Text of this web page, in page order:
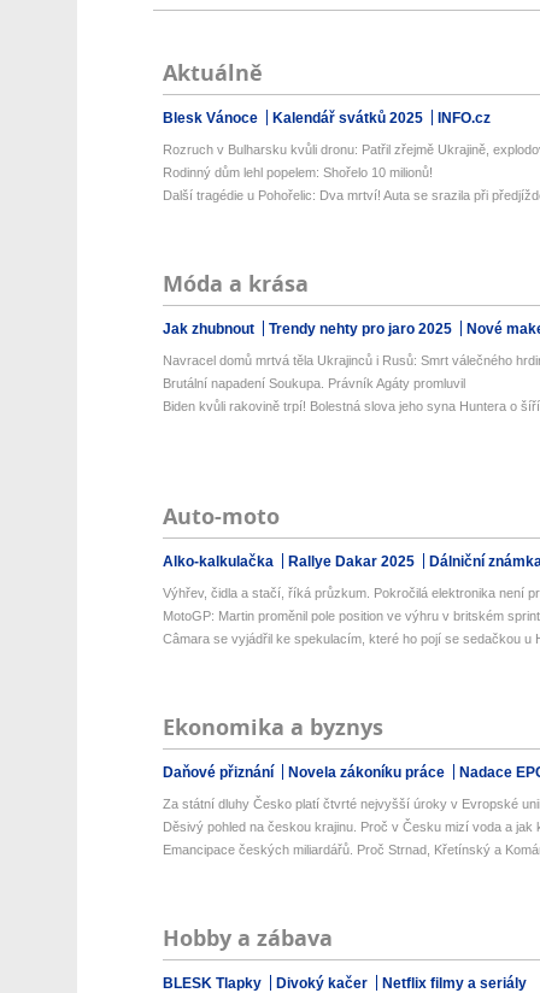
Aktuálně
Blesk Vánoce Kalendář svátků 2025 INFO.cz
Rozruch v Bulharsku kvůli dronu: Patřil zřejmě Ukrajině,
Rodinný dům lehl popelem: Shořelo 10 milionů!
Další tragédie u Pohořelic: Dva mrtví! Auta se srazila při
Móda a krása
Jak zhubnout Trendy nehty pro jaro 2025 Nové
Navracel domů mrtvá těla Ukrajinců i Rusů: Smrt válečného
Brutální napadení Soukupa. Právník Agáty promluvil
Biden kvůli rakovině trpí! Bolestná slova jeho syna Huntera o
Auto-moto
Alko-kalkulačka Rallye Dakar 2025 Dálniční
Výhřev, čidla a stačí, říká průzkum. Pokročilá elektronika není
MotoGP: Martin proměnil pole position ve výhru v britském
Câmara se vyjádřil ke spekulacím, které ho pojí se sedačkou u
Ekonomika a byznys
Daňové přiznání Novela zákoníku práce Nadace
Za státní dluhy Česko platí čtvrté nejvyšší úroky v Evropské unii
Děsivý pohled na českou krajinu. Proč v Česku mizí voda a jak
Emancipace českých miliardářů. Proč Strnad, Křetínský a
Hobby a zábava
BLESK Tlapky Divoký kačer Netflix filmy a seriály